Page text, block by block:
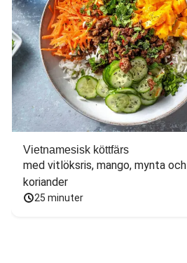
Vietnamesisk köttfärs
med vitlöksris, mango, mynta och
koriander
25 minuter